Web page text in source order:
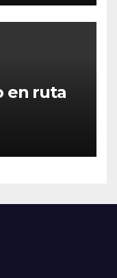
en ruta